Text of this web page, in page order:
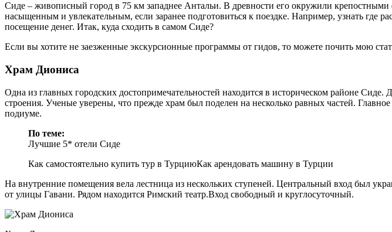
Сиде – живописный город в 75 км западнее Антальи. В древности его окружили крепостными стенами, которые до сих пор сохранились в неплохом состоянии. Отдых в Сиде получится
насыщенным и увлекательным, если заранее подготовиться к поездке. Например, узнать где
посещение денег. Итак, куда сходить в самом Сиде?
Если вы хотите не заезженные экскурсионные программы от гидов, то можете почить мою
Храм Диониса
Одна из главных городских достопримечательностей находится в историческом районе
строения. Ученые уверены, что прежде храм был поделен на несколько равных частей.
подиуме.
По теме:
Лучшие 5* отели Сиде
Как самостоятельно купить тур в ТурциюКак арендовать машину в Турции
На внутренние помещения вела лестница из нескольких ступеней. Центральный вход был
от улицы Гавани. Рядом находится Римский театр.Вход свободный и круглосуточный.